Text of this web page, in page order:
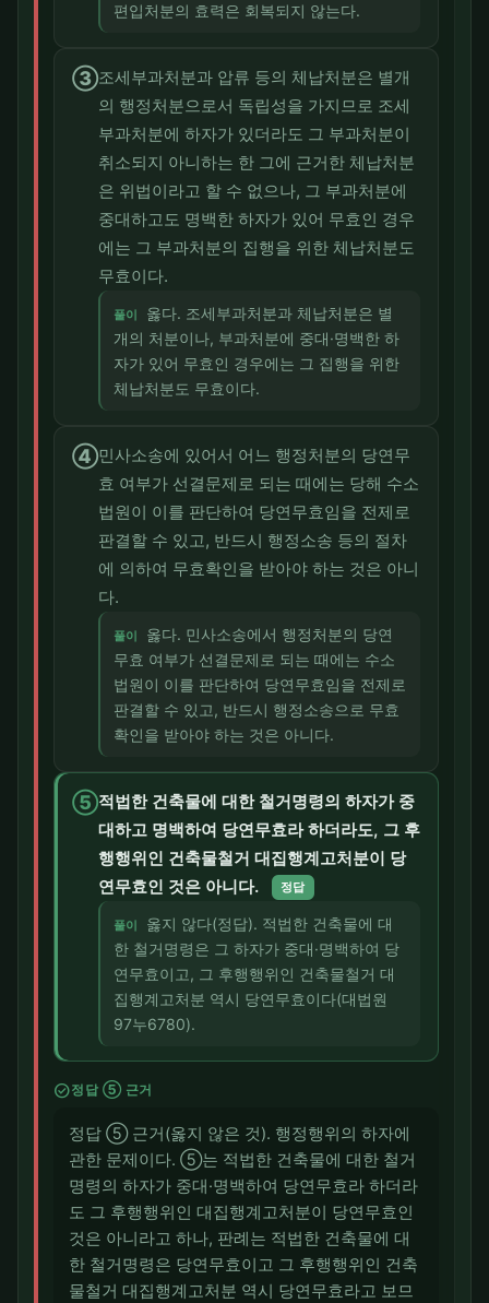
편입처분의 효력은 회복되지 않는다.
③조세부과처분과 압류 등의 체납처분은 별개
의 행정처분으로서 독립성을 가지므로 조세
부과처분에 하자가 있더라도 그 부과처분이
취소되지 아니하는 한 그에 근거한 체납처분
은 위법이라고 할 수 없으나, 그 부과처분에
중대하고도 명백한 하자가 있어 무효인 경우
에는 그 부과처분의 집행을 위한 체납처분도
무효이다.
풀이
옳다. 조세부과처분과 체납처분은 별
개의 처분이나, 부과처분에 중대·명백한 하
자가 있어 무효인 경우에는 그 집행을 위한
체납처분도 무효이다.
④민사소송에 있어서 어느 행정처분의 당연무
효 여부가 선결문제로 되는 때에는 당해 수소
법원이 이를 판단하여 당연무효임을 전제로
판결할 수 있고, 반드시 행정소송 등의 절차
에 의하여 무효확인을 받아야 하는 것은 아니
다.
풀이
옳다. 민사소송에서 행정처분의 당연
무효 여부가 선결문제로 되는 때에는 수소
법원이 이를 판단하여 당연무효임을 전제로
판결할 수 있고, 반드시 행정소송으로 무효
확인을 받아야 하는 것은 아니다.
⑤적법한 건축물에 대한 철거명령의 하자가 중
대하고 명백하여 당연무효라 하더라도, 그 후
행행위인 건축물철거 대집행계고처분이 당
연무효인 것은 아니다.
정답
풀이
옳지 않다(정답). 적법한 건축물에 대
한 철거명령은 그 하자가 중대·명백하여 당
연무효이고, 그 후행행위인 건축물철거 대
집행계고처분 역시 당연무효이다(대법원
97누6780).
check_circle정답 ⑤ 근거
정답 ⑤ 근거(옳지 않은 것). 행정행위의 하자에
관한 문제이다. ⑤는 적법한 건축물에 대한 철거
명령의 하자가 중대·명백하여 당연무효라 하더라
도 그 후행행위인 대집행계고처분이 당연무효인
것은 아니라고 하나, 판례는 적법한 건축물에 대
한 철거명령은 당연무효이고 그 후행행위인 건축
물철거 대집행계고처분 역시 당연무효라고 보므